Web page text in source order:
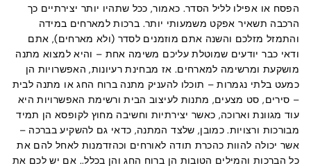
הפסח או אפילו לליל הסדר. כאמור, ככל שתהיו יותר יצירתיים כך
הרכבה תשאיר אפקט משמעותי יותר. ברכות למארחים במידה
והתמזל מזלכם והשנה אתם מוזמנים לסדר (ולא מארחים), אתם
ודאי כבר יודעים שמוטלת עליכם משימה אחת – והיא למצוא מתנה
מושקעת ומרשימה למארחים. אז מבחינת רעיונות, האפשרויות הן
כמעט בלתי נגמרות – תוכלו להעניק מתנה ברוח החג או מתנה לבית
– סירים, סט מצעים, מתנות לעיצוב הבית ורשימת האפשרויות היא
עוד מגוונת וארוכה, כאשר יצירתיות וחשיבה מחוץ לקופסא הן תמיד
מבורכות ורצויות. כמובן, שלצד המתנה, כדאי גם להשקיע בברכה –
אשר יכולה להוות כהכרת תודה לאורחים וכהזדמנות לאחל להם את
כל הברכות והמילים הטובות הן ברוח החג והן בכלל.. אם יש לכם את